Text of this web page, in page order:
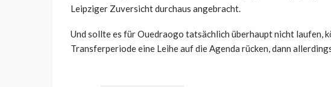
Leipziger Zuversicht durchaus angebracht.
Und sollte es für Ouedraogo tatsächlich überhaupt nicht laufen,
Transferperiode eine Leihe auf die Agenda rücken, dann